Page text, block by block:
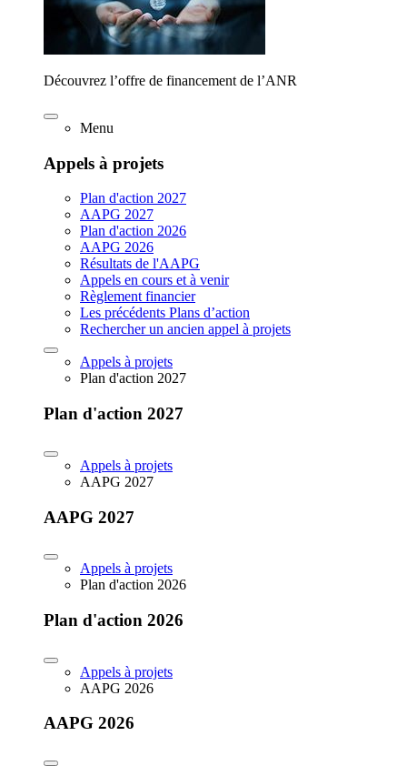
Découvrez l’offre de financement de l’ANR
Menu
Appels à projets
Plan d'action 2027
AAPG 2027
Plan d'action 2026
AAPG 2026
Résultats de l'AAPG
Appels en cours et à venir
Règlement financier
Les précédents Plans d’action
Rechercher un ancien appel à projets
Appels à projets
Plan d'action 2027
Plan d'action 2027
Appels à projets
AAPG 2027
AAPG 2027
Appels à projets
Plan d'action 2026
Plan d'action 2026
Appels à projets
AAPG 2026
AAPG 2026